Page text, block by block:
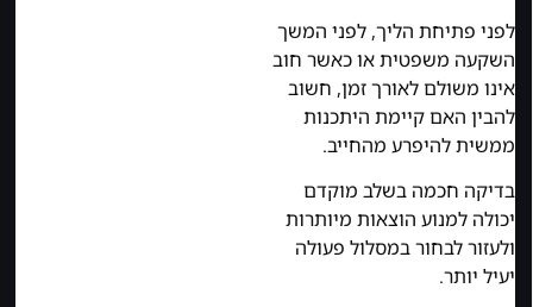
לפני פתיחת הליך, לפני המשך
השקעה משפטית או כאשר חוב
אינו משולם לאורך זמן, חשוב
להבין האם קיימת היתכנות
ממשית להיפרע מהחייב.
בדיקה חכמה בשלב מוקדם
יכולה למנוע הוצאות מיותרות
ולעזור לבחור במסלול פעולה
יעיל יותר.